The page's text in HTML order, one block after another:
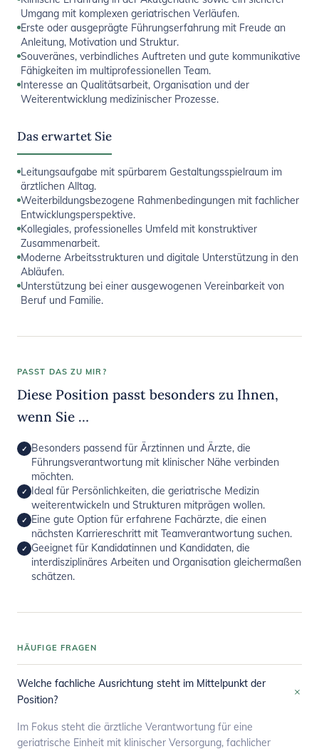
Umgang mit komplexen geriatrischen Verläufen.
Erste oder ausgeprägte Führungserfahrung mit Freude an
Anleitung, Motivation und Struktur.
Souveränes, verbindliches Auftreten und gute kommunikative
Fähigkeiten im multiprofessionellen Team.
Interesse an Qualitätsarbeit, Organisation und der
Weiterentwicklung medizinischer Prozesse.
Das erwartet Sie
Leitungsaufgabe mit spürbarem Gestaltungsspielraum im
ärztlichen Alltag.
Weiterbildungsbezogene Rahmenbedingungen mit fachlicher
Entwicklungsperspektive.
Kollegiales, professionelles Umfeld mit konstruktiver
Zusammenarbeit.
Moderne Arbeitsstrukturen und digitale Unterstützung in den
Abläufen.
Unterstützung bei einer ausgewogenen Vereinbarkeit von
Beruf und Familie.
PASST DAS ZU MIR?
Diese Position passt besonders zu Ihnen,
wenn Sie …
✓
Besonders passend für Ärztinnen und Ärzte, die
Führungsverantwortung mit klinischer Nähe verbinden
möchten.
✓
Ideal für Persönlichkeiten, die geriatrische Medizin
weiterentwickeln und Strukturen mitprägen wollen.
✓
Eine gute Option für erfahrene Fachärzte, die einen
nächsten Karriereschritt mit Teamverantwortung suchen.
✓
Geeignet für Kandidatinnen und Kandidaten, die
interdisziplinäres Arbeiten und Organisation gleichermaßen
schätzen.
HÄUFIGE FRAGEN
Welche fachliche Ausrichtung steht im Mittelpunkt der
Position?
+
Im Fokus steht die ärztliche Verantwortung für eine
geriatrische Einheit mit klinischer Versorgung, fachlicher